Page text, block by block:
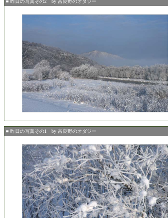
■ 昨日の写真その2 by 富良野のオダジー
■ 昨日の写真その1 by 富良野のオダジー